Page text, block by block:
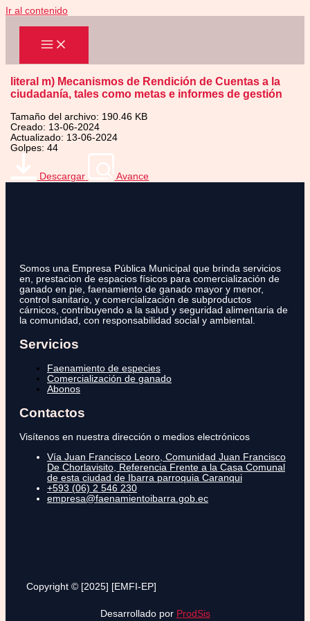
Ir al contenido
literal m) Mecanismos de Rendición de Cuentas a la
ciudadanía, tales como metas e informes de gestión
Tamaño del archivo: 190.46 KB
Creado: 13-06-2024
Actualizado: 13-06-2024
Golpes: 44
Descargar Avance
Somos una Empresa Pública Municipal que brinda servicios
en, prestacion de espacios físicos para comercialización de
ganado en pie, faenamiento de ganado mayor y menor,
control sanitario, y comercialización de subproductos
cárnicos, contribuyendo a la salud y seguridad alimentaria de
la comunidad, con responsabilidad social y ambiental.
Servicios
Faenamiento de especies
Comercialización de ganado
Abonos
Contactos
Visítenos en nuestra dirección o medios electrónicos
Vía Juan Francisco Leoro, Comunidad Juan Francisco
De Chorlavisito, Referencia Frente a la Casa Comunal
de esta ciudad de Ibarra parroquia Caranqui
+593 (06) 2 546 230
empresa@faenamientoibarra.gob.ec
Copyright © [2025] [EMFI-EP]
Desarrollado por ProdSis